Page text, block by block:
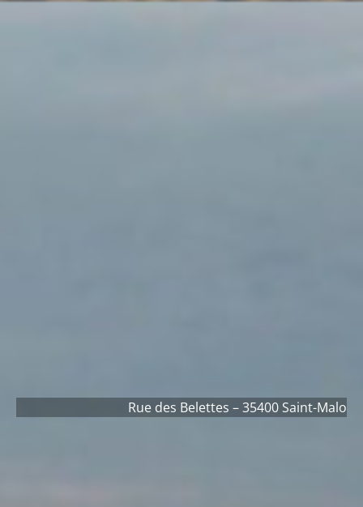
Rue des Belettes – 35400 Saint-Malo